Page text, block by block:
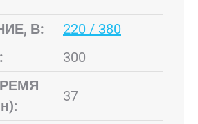
В:
220 / 380
300
37